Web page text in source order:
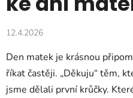
12.4.2026
Den matek je krásnou
říkat častěji. „Děkuju“ těm,
jsme dělali první krůčky.